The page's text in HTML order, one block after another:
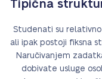
Tipična
Studenati su
ali ipak postoji fiksna
Naručivanjem
dobivate usluge